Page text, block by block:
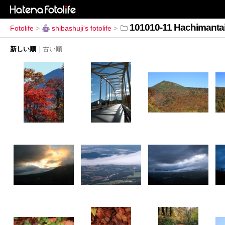
Fotolife > shibashuji's fotolife > 101010-11
新しい順 | 古い順